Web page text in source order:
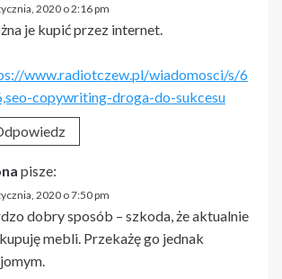
2020 o 2:16 pm
je kupić przez internet.
www.radiotczew.pl/wiadomosci/s/6
copywriting-droga-do-sukcesu
pisze:
2020 o 7:50 pm
dobry sposób – szkoda, że aktualnie
mebli. Przekażę go jednak